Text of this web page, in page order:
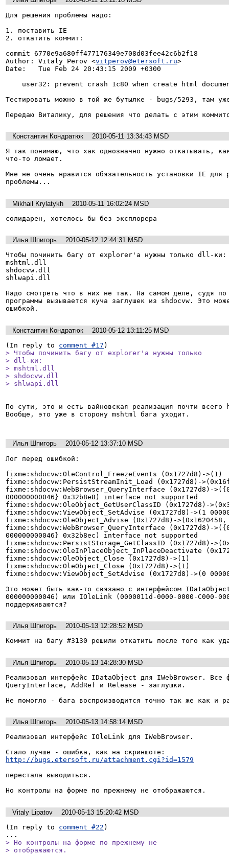
Для решения проблемы надо:
1. поставить IE
2. откатить коммит:
commit 6770e9a680ff477176349e708d03fee42c6b2f18
Author: Vitaly Perov <vitperov@etersoft.ru>
Date:   Tue Feb 24 20:43:15 2009 +0300
Тестировать можно в той же бутылке - bugs/5293, там
Передаю Виталику, для решения что делать с этим
Константин Кондратюк
2010-05-11 13:34:43 MSD
Я так понимаю, что хак однозначно нужно откатывать,
что-то ломает.
Мне не очень нравится обязательность установки IE для
проблемы...
Mikhail Krylatykh
2010-05-11 16:02:24 MSD
солидарен, хотелось бы без эксплорера
Илья Шпигорь
2010-05-12 12:44:31 MSD
Чтобы починить багу от explorer'а нужны только dll-ки:
mshtml.dll
shdocvw.dll
shlwapi.dll
Надо смотреть что в них не так. На самом деле, судя по
программы вызывается куча заглушек из shdocvw. Это
ошибкой.
Константин Кондратюк
2010-05-12 13:11:25 MSD
(In reply to comment #17
> Чтобы починить багу от explorer'а нужны только
> dll-ки:
> mshtml.dll
> shdocvw.dll
> shlwapi.dll
По сути, это и есть вайновская реализация почти
Вообще, это уже в сторону mshtml бага уходит.
Илья Шпигорь
2010-05-12 13:37:10 MSD
Лог перед ошибкой:
fixme:shdocvw:OleControl_FreezeEvents (0x1727d8)->(1)
fixme:shdocvw:PersistStreamInit_Load (0x1727d8)-
fixme:shdocvw:WebBrowser_QueryInterface (0x1727d8)-
000000000046} 0x32b8e8) interface not supported
fixme:shdocvw:OleObject_GetUserClassID (0x1727d8)-
fixme:shdocvw:ViewObject_SetAdvise (0x1727d8)->(1
fixme:shdocvw:OleObject_Advise (0x1727d8)->(0x1620458,
fixme:shdocvw:WebBrowser_QueryInterface (0x1727d8)-
000000000046} 0x32b8ec) interface not supported
fixme:shdocvw:PersistStorage_GetClassID (0x1727d8)-
fixme:shdocvw:OleInPlaceObject_InPlaceDeactivate
fixme:shdocvw:OleObject_Close (0x1727d8)->(1)
fixme:shdocvw:OleObject_Close (0x1727d8)->(1)
fixme:shdocvw:ViewObject_SetAdvise (0x1727d8)->(0
Это может быть как-то связано с интерфейсом
000000000046) или IOleLink (0000011d-0000-0000-C000-
поддерживаются?
Илья Шпигорь
2010-05-13 12:28:52 MSD
Коммит на багу #3130 решили откатить после того как
Илья Шпигорь
2010-05-13 14:28:30 MSD
Реализовал интерфейс IDataObject для IWebBrowser. Все
QueryInterface, AddRef и Release - заглушки.
Не помогло - бага воспроизводится точно так же как и
Илья Шпигорь
2010-05-13 14:58:14 MSD
Реализовал интерфейс IOleLink для IWebBrowser.
http://bugs.etersoft.ru/attachment.cgi?id=1579
перестала выводиться.
Но контролы на форме по прежнему не отображаются.
Vitaly Lipatov
2010-05-13 15:20:42 MSD
(In reply to comment #22 )
> Но контролы на форме по прежнему не
> отображаются.